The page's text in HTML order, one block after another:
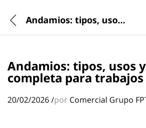
Andamios: tipos, usos y normativa completa para trabajos en altura
Andamios: tipos, usos
completa para
20/02/2026/por Comercial Grupo